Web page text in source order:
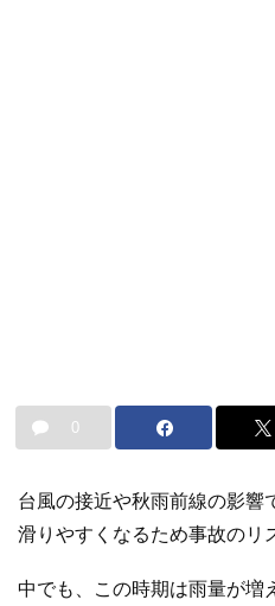
0
台風の接近や秋雨前線の影響
滑りやすくなるため事故のリ
中でも、この時期は雨量が増